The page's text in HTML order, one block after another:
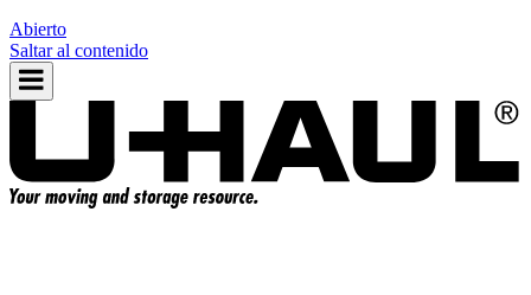
Abierto
Saltar al contenido